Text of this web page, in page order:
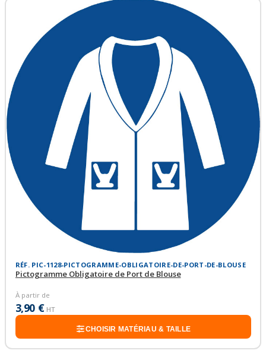
RÉF. PIC-1128-PICTOGRAMME-OBLIGATOIRE-DE-PORT-DE-BLOUSE
Pictogramme Obligatoire de Port de Blouse
À partir de
3,90 € HT
CHOISIR MATÉRIAU & TAILLE